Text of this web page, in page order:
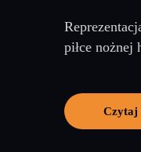
piłce nożnej
Czytaj